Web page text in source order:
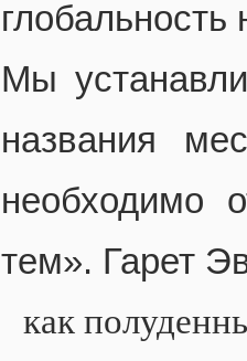
Мы
названия
необходимо
тем». Гарет
как